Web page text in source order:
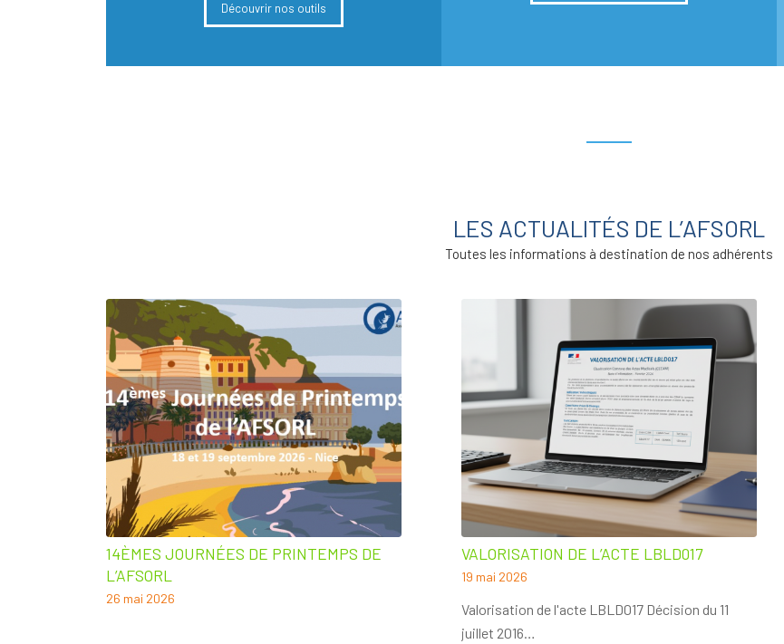
Découvrir nos outils
LES ACTUALITÉS DE L’AFSORL
Toutes les informations à destination de nos adhérents
14ÈMES JOURNÉES DE PRINTEMPS DE
L’AFSORL
26 mai 2026
VALORISATION DE L’ACTE LBLD017
19 mai 2026
Valorisation de l'acte LBLD017 Décision du 11
juillet 2016…